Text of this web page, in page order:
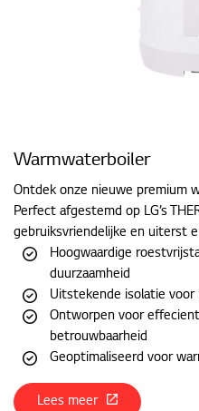
Warmwaterboiler
Ontdek onze nieuwe premium
Perfect afgestemd op LG’s
gebruiksvriendelijke en uiterst
Hoogwaardige
duurzaamheid
Uitstekende isolatie voor
Ontworpen voor
betrouwbaarheid
Geoptimaliseerd voor
Lees meer